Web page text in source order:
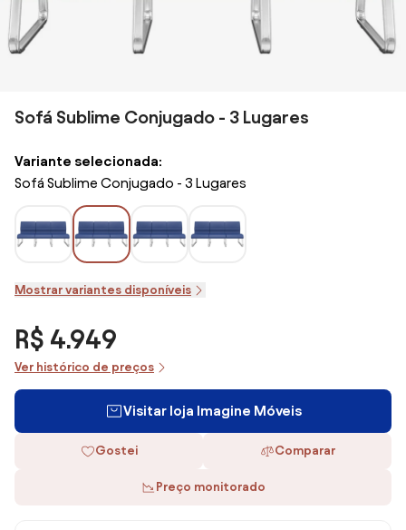
Sofá Sublime Conjugado - 3 Lugares
Variante selecionada:
Sofá Sublime Conjugado - 3 Lugares
Mostrar variantes disponíveis
R$ 4.949
Ver histórico de preços
Visitar loja Imagine Móveis
Gostei Comparar
Preço monitorado